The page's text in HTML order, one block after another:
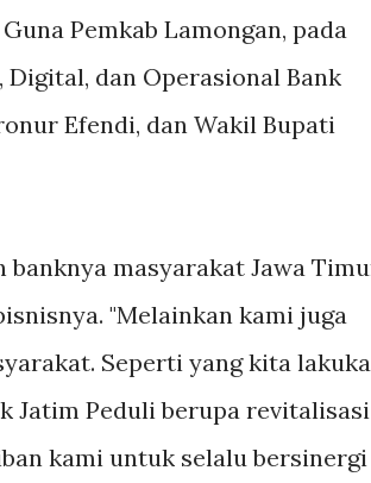
Pemkab Lamongan, pada
dan Operasional Bank
Efendi, dan Wakil Bupati
banknya masyarakat Jawa
"Melainkan kami juga
Seperti yang kita
Jatim Peduli berupa revitalisasi
kami untuk selalu bersinergi